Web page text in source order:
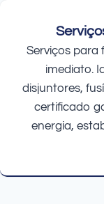
Serviços para
imediato.
disjuntores,
certificado
energia,